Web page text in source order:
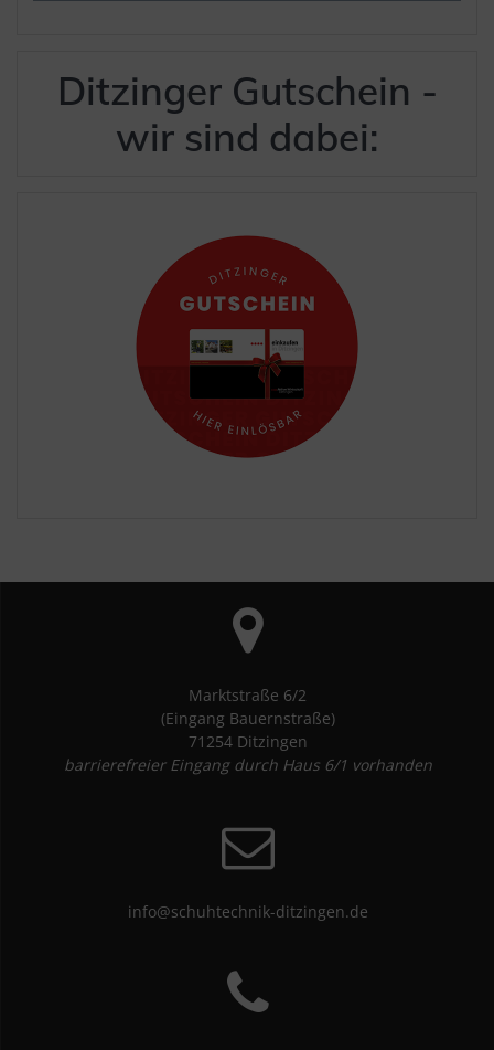
Ditzinger Gutschein -
wir sind dabei:
Marktstraße 6/2
(Eingang Bauernstraße)
71254 Ditzingen
barrierefreier Eingang durch Haus 6/1 vorhanden
info@schuhtechnik-ditzingen.de